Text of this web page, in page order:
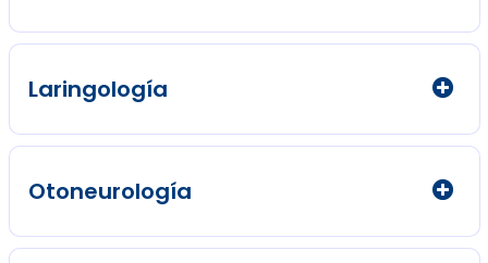
Laringología
Otoneurología